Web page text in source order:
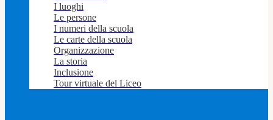
I luoghi
Le persone
I numeri della scuola
Le carte della scuola
Organizzazione
La storia
Inclusione
Tour virtuale del Liceo